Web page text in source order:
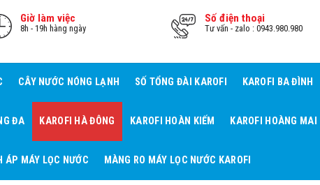
Giờ làm việc
8h - 19h hàng ngày
Số điện thoại
Tư vấn - zalo : 0943.980.980
CÂY NƯỚC NÓNG LẠNH SỐ TỔNG ĐÀI KAROFI KAROFI BA ĐÌNH
ĐA KAROFI HÀ ĐÔNG KAROFI HOÀN KIẾM KAROFI HOÀNG MAI
ÁP MÁY LỌC NƯỚC MÀNG RO MÁY LỌC NƯỚC KAROFI